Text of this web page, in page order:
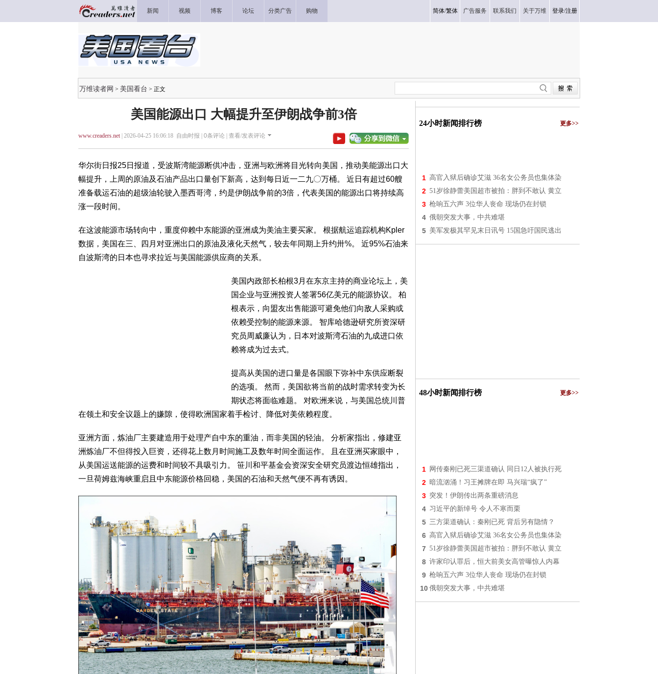
新闻 视频 博客 论坛 分类广告 购物 简体/繁体 广告服务 联系我们 关于万维 登录/注册
万维读者网 > 美国看台 > 正文
美国能源出口 大幅提升至伊朗战争前3倍
www.creaders.net| 2026-04-25 16:06:18 自由时报 | 0条评论 | 查看/发表评论
华尔街日报25日报道，受波斯湾能源断供冲击，亚洲与欧洲将目光转向美国，推动美能源出口大
幅提升，上周的原油及石油产品出口量创下新高，达到每日近一二九〇万桶。 近日有超过60艘
准备载运石油的超级油轮驶入墨西哥湾，约是伊朗战争前的3倍，代表美国的能源出口将持续高
涨一段时间。
在这波能源市场转向中，重度仰赖中东能源的亚洲成为美油主要买家。 根据航运追踪机构Kpler
数据，美国在三、四月对亚洲出口的原油及液化天然气，较去年同期上升约卅%。 近95%石油来
自波斯湾的日本也寻求拉近与美国能源供应商的关系。
美国内政部长柏根3月在东京主持的商业论坛上，美
国企业与亚洲投资人签署56亿美元的能源协议。 柏
根表示，向盟友出售能源可避免他们向敌人采购或
依赖受控制的能源来源。 智库哈德逊研究所资深研
究员周威廉认为，日本对波斯湾石油的九成进口依
赖将成为过去式。
提高从美国的进口量是各国眼下弥补中东供应断裂
的选项。 然而，美国欲将当前的战时需求转变为长
期状态将面临难题。 对欧洲来说，与美国总统川普
在领土和安全议题上的嫌隙，使得欧洲国家着手检讨、降低对美依赖程度。
亚洲方面，炼油厂主要建造用于处理产自中东的重油，而非美国的轻油。 分析家指出，修建亚
洲炼油厂不但得投入巨资，还得花上数月时间施工及数年时间全面运作。 且在亚洲买家眼中，
从美国运送能源的运费和时间较不具吸引力。 笹川和平基金会资深安全研究员渡边恒雄指出，
一旦荷姆兹海峡重启且中东能源价格回稳，美国的石油和天然气便不再有诱因。
24小时新闻排行榜 更多>>
1 高官入狱后确诊艾滋 36名女公务员也集体染
2 51岁徐静蕾美国超市被拍：胖到不敢认 黄立
3 枪响五六声 3位华人丧命 现场仍在封锁
4 俄朝突发大事，中共难堪
5 美军发极其罕见末日讯号 15国急吁国民逃出
48小时新闻排行榜 更多>>
1 网传秦刚已死三渠道确认 同日12人被执行死
2 暗流汹涌！习王摊牌在即 马兴瑞“疯了”
3 突发！伊朗传出两条重磅消息
4 习近平的新绰号 令人不寒而栗
5 三方渠道确认：秦刚已死 背后另有隐情？
6 高官入狱后确诊艾滋 36名女公务员也集体染
7 51岁徐静蕾美国超市被拍：胖到不敢认 黄立
8 许家印认罪后，恒大前美女高管曝惊人内幕
9 枪响五六声 3位华人丧命 现场仍在封锁
10 俄朝突发大事，中共难堪